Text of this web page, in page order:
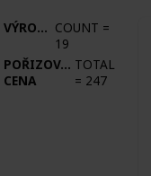
VÝROBCE COUNT =
19
POŘIZOVACÍ
CENA
TOTAL
= 247